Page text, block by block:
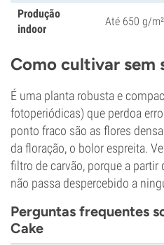
Produção
indoor
Até 650 g/m²
Como cultivar sem
É uma planta robusta e
fotoperiódicas) que perdoa
ponto fraco são as flores
da floração, o bolor espreita.
filtro de carvão, porque a partir
não passa despercebido a
Perguntas frequentes
Cake